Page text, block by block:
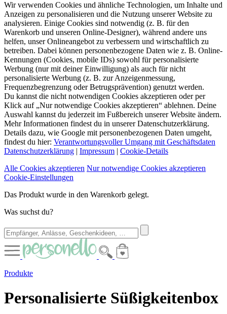
Wir verwenden Cookies und ähnliche Technologien, um Inhalte und
Anzeigen zu personalisieren und die Nutzung unserer Website zu
analysieren. Einige Cookies sind notwendig (z. B. für den
Warenkorb und unseren Online-Designer), während andere uns
helfen, unser Onlineangebot zu verbessern und wirtschaftlich zu
betreiben. Dabei können personenbezogene Daten wie z. B. Online-
Kennungen (Cookies, mobile IDs) sowohl für personalisierte
Werbung (nur mit deiner Einwilligung) als auch für nicht
personalisierte Werbung (z. B. zur Anzeigenmessung,
Frequenzbegrenzung oder Betrugsprävention) genutzt werden.
Du kannst die nicht notwendigen Cookies akzeptieren oder per
Klick auf „Nur notwendige Cookies akzeptieren“ ablehnen. Deine
Auswahl kannst du jederzeit im Fußbereich unserer Website ändern.
Mehr Informationen findest du in unserer Datenschutzerklärung.
Details dazu, wie Google mit personenbezogenen Daten umgeht,
findest du hier: Verantwortungsvoller Umgang mit Geschäftsdaten
Datenschutzerklärung | Impressum | Cookie-Details
Alle Cookies akzeptieren Nur notwendige Cookies akzeptieren
Cookie-Einstellungen
Das Produkt wurde in den Warenkorb gelegt.
Was suchst du?
Produkte
Personalisierte Süßigkeitenbox